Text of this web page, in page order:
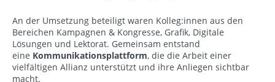
An der Umsetzung beteiligt waren Kolleg:innen aus den
Bereichen Kampagnen & Kongresse, Grafik, Digitale
Lösungen und Lektorat. Gemeinsam entstand
eine Kommunikationsplattform, die die Arbeit einer
vielfältigen Allianz unterstützt und ihre Anliegen sichtbar
macht.